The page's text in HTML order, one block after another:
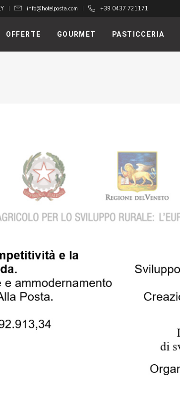
info@hotelposta.com +39 0437 721171
OFFERTE GOURMET PASTICCERIA